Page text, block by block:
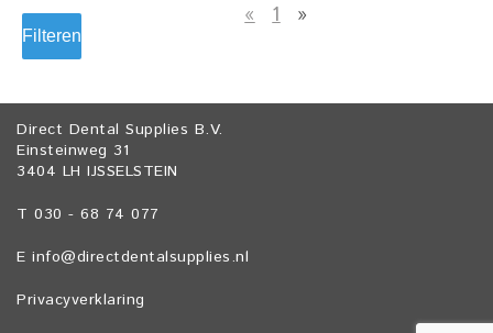
Filteren
« 1 »
Direct Dental Supplies B.V.
Einsteinweg 31
3404 LH IJSSELSTEIN
T 030 - 68 74 077
E info@directdentalsupplies.nl
Privacyverklaring